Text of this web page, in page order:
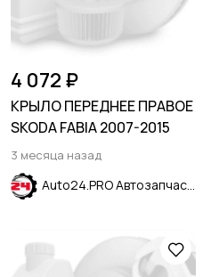
4 072 ₽
КРЫЛО ПЕРЕДНЕЕ ПРАВОЕ
SKODA FABIA 2007-2015
3 месяца назад
Auto24.PRO Автозапчасти